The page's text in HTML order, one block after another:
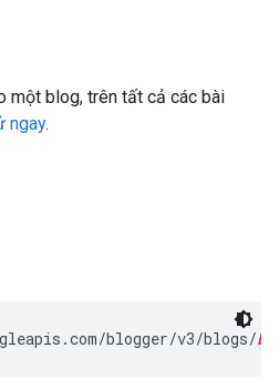
một blog, trên tất cả các bài
ngay.
blogger/v3/blogs/